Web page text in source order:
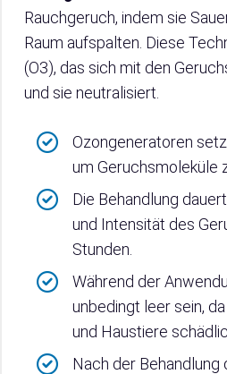
Rauchgeruch, indem sie
Raum aufspalten. Diese
(O3), das sich mit den
und sie neutralisiert.
Ozongeneratoren
um Geruchsmoleküle
Die Behandlung
und Intensität des
Stunden.
Während der
unbedingt leer sein,
und Haustiere
Nach der Behandlung